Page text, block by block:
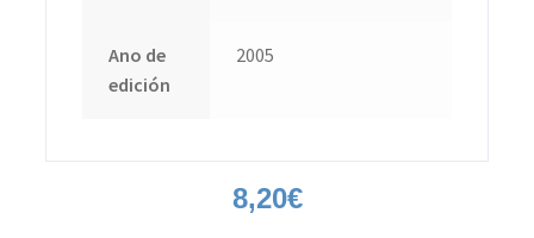
Ano de
edición
2005
8,20€